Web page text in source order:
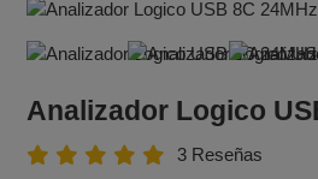
Analizador Logico
3 Reseñas